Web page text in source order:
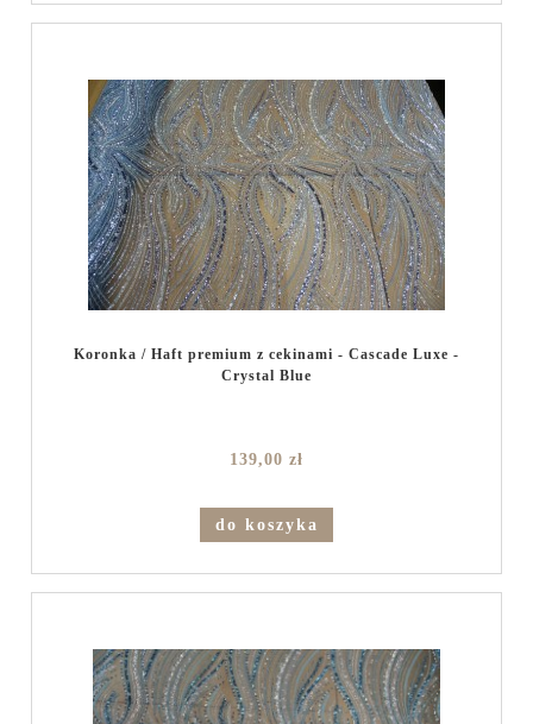
Koronka / Haft premium z cekinami - Cascade Luxe -
Crystal Blue
139,00 zł
do koszyka